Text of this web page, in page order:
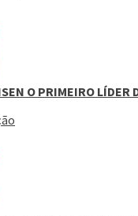
O PRIMEIRO LÍDER